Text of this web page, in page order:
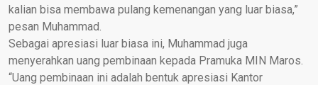
kalian bisa membawa pulang kemenangan yang luar biasa,”
pesan Muhammad.
Sebagai apresiasi luar biasa ini, Muhammad juga
menyerahkan uang pembinaan kepada Pramuka MIN Maros.
“Uang pembinaan ini adalah bentuk apresiasi Kantor